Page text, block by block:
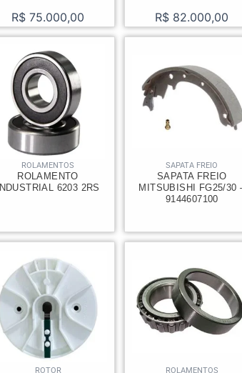
R$ 75.000,00 R$ 82.000,00
ROLAMENTOS
ROLAMENTO
INDUSTRIAL 6203 2RS
SAPATA FREIO
SAPATA FREIO
MITSUBISHI FG25/30
9144607100
ROTOR ROLAMENTOS